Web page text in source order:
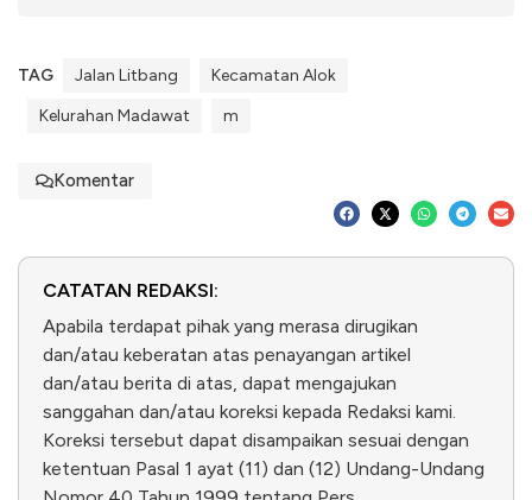
TAG Jalan Litbang
Kecamatan Alok
Kelurahan Madawat
m
Komentar
CATATAN REDAKSI:
Apabila terdapat pihak yang merasa dirugikan
dan/atau keberatan atas penayangan artikel
dan/atau berita di atas, dapat mengajukan
sanggahan dan/atau koreksi kepada Redaksi kami.
Koreksi tersebut dapat disampaikan sesuai dengan
ketentuan Pasal 1 ayat (11) dan (12) Undang-Undang